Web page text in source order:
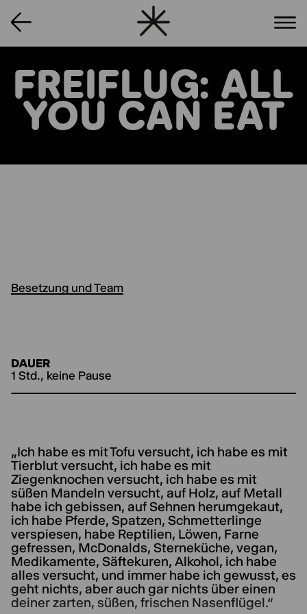
FREIFLUG: ALL
YOU CAN EAT
Besetzung und Team
DAUER
1 Std., keine Pause
„Ich habe es mit Tofu versucht, ich habe es mit
Tierblut versucht, ich habe es mit
Ziegenknochen versucht, ich habe es mit
süßen Mandeln versucht, auf Holz, auf Metall
habe ich gebissen, auf Sehnen herumgekaut,
ich habe Pferde, Spatzen, Schmetterlinge
verspiesen, habe Reptilien, Löwen, Farne
gefressen, McDonalds, Sterneküche, vegan,
Medikamente, Säftekuren, Alkohol, ich habe
alles versucht, und immer habe ich gewusst, es
geht nichts, aber auch gar nichts über einen
deiner zarten, süßen, frischen Nasenflügel.“